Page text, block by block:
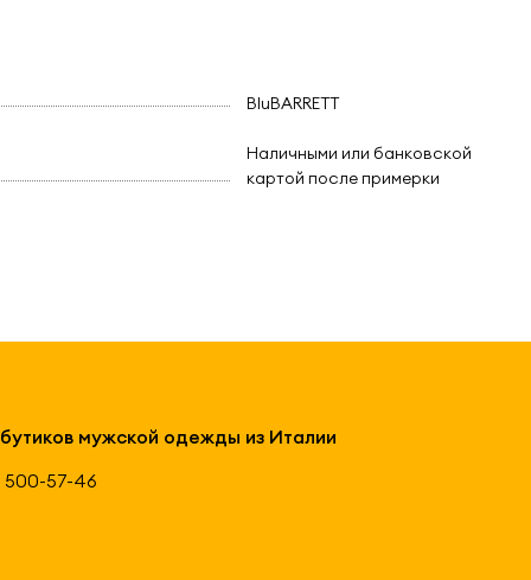
BluBARRETT
Наличными или банковской
картой после примерки
мужской одежды из Италии
500-57-46